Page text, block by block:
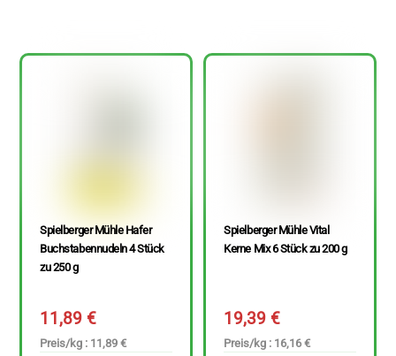
Spielberger Mühle Hafer
Buchstabennudeln 4 Stück
zu 250 g
11,89€
Preis/kg : 11,89 €
Spielberger Mühle Vital
Kerne Mix 6 Stück zu 200 g
19,39€
Preis/kg : 16,16 €